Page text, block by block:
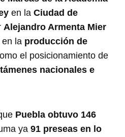
en laCiudad de
Alejandro Armenta Mier
en la producción de
el posicionamiento de
nacionales e
Puebla obtuvo 146
ya91 preseas en lo